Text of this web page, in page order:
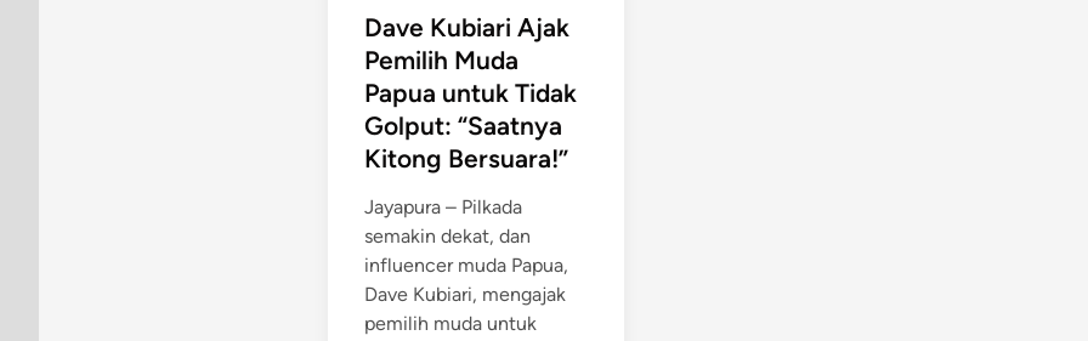
Dave Kubiari Ajak
Pemilih Muda
Papua untuk Tidak
Golput: “Saatnya
Kitong Bersuara!”
Jayapura – Pilkada
semakin dekat, dan
influencer muda Papua,
Dave Kubiari, mengajak
pemilih muda untuk